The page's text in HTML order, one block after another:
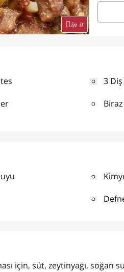
in it
3
Biraz
için, süt, zeytinyağı, soğan